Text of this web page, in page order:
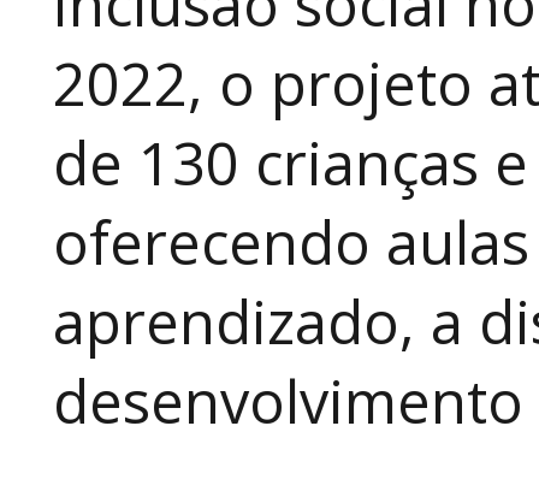
2022, o projeto
de 130 crianças
oferecendo
aprendizado, a